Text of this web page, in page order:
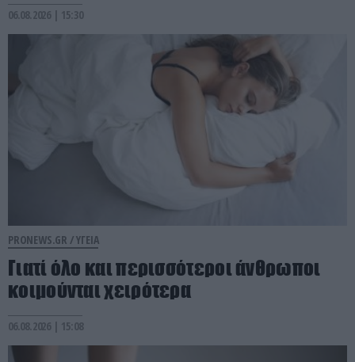
06.08.2026 | 15:30
PRONEWS.GR /ΥΓΕΙΑ
Γιατί όλο και περισσότεροι άνθρωποι
κοιμούνται χειρότερα
06.08.2026 | 15:08